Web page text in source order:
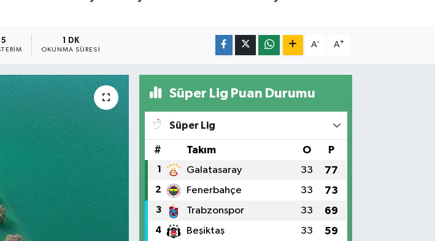
5 1 DK
OKUNMA SÜRESI
A- A+
Süper Lig Puan Durumu
Süper Lig
# Takım O P
1 Galatasaray 33 77
2 Fenerbahçe 33 73
3 Trabzonspor 33 69
4 Beşiktaş 33 59